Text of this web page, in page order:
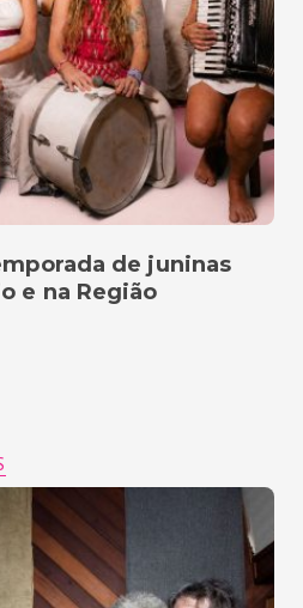
de juninas
e na Região